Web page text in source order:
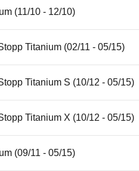
(11/10 - 12/10)
Titanium (02/11 - 05/15)
Titanium S (10/12 - 05/15)
Titanium X (10/12 - 05/15)
(09/11 - 05/15)